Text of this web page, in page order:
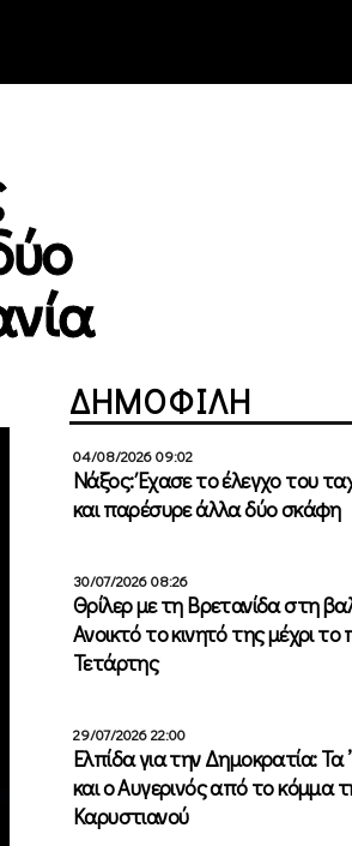
ΔΗΜΟΦΙΛΗ
04/08/2026 09:02
Νάξος: Έχασε το έλεγχο του
και παρέσυρε άλλα δύο σκάφη
30/07/2026 08:26
Θρίλερ με τη Βρετανίδα στη
Ανοικτό το κινητό της μέχρι το
Τετάρτης
29/07/2026 22:00
Ελπίδα για την Δημοκρατία: Τα
και ο Αυγερινός από το κόμμα
Καρυστιανού